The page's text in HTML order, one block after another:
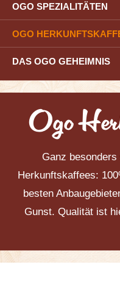
OGO SPEZIALITÄTEN
OGO
DAS OGO GEHEIMNIS
Ogo
Ganz
Herkunftskaffees:
besten
Gunst. Qualität ist